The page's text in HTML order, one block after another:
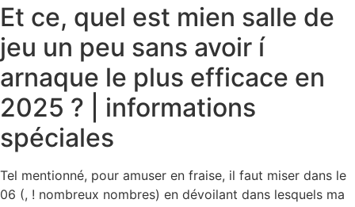
Et ce, quel est mien salle de
jeu un peu sans avoir í
arnaque le plus efficace en
2025 ? | informations
spéciales
Tel mentionné, pour amuser en fraise, il faut miser dans le
06 (, ! nombreux nombres) en dévoilant dans lesquels ma